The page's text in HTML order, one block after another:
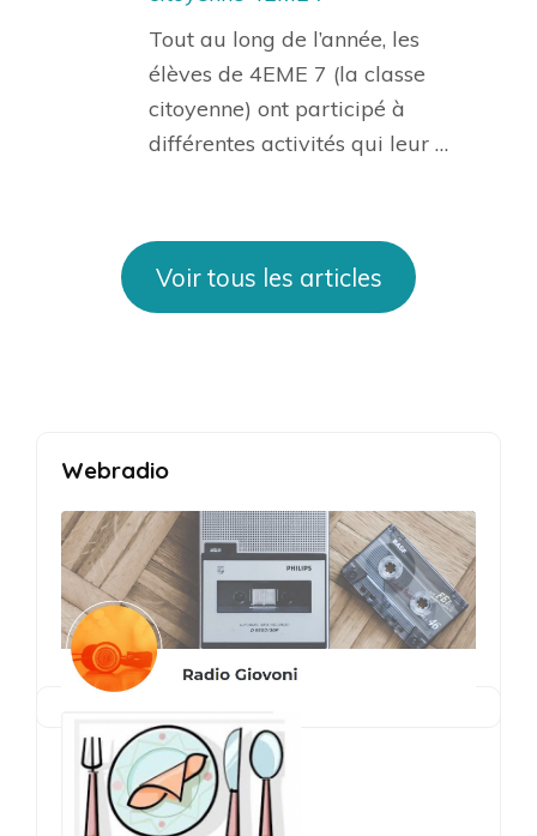
Tout au long de l’année, les
élèves de 4EME 7 (la classe
citoyenne) ont participé à
différentes activités qui leur …
Voir tous les articles
Webradio